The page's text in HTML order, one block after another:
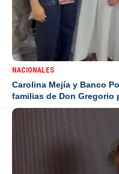
NACIONALES
Carolina Mejía y Banco
familias de Don Gregorio